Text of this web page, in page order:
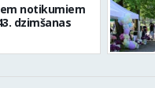
notikumiem
dzimšanas